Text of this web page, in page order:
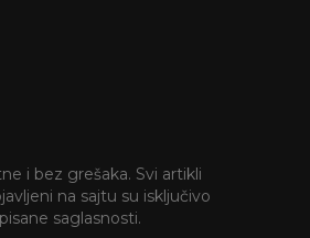
i bez grešaka. Svi artikli
na sajtu su isključivo
saglasnosti.